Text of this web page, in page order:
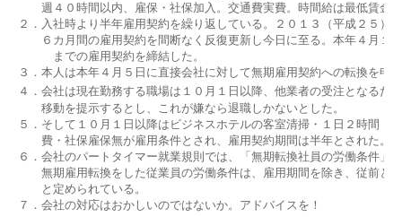
週４０時間以内、雇保・社保加入。交通費実費。時間給は最低賃金
２．入社時より半年雇用契約を繰り返している。２０１３（平成２５）
６カ月間の雇用契約を間断なく反復更新し今日に至る。本年４月１
までの雇用契約を締結した。
３．本人は本年４月５日に直接会社に対して無期雇用契約への転換を申
４．会社は現在勤務する職場は１０月１日以降、他業者の受注となるた
移動を提示するとし、これが嫌なら退職しかないとした。
５．そして１０月１日以降はビジネスホテルの客室清掃・１日２時間・
費・社保雇保無が雇用条件とされ、雇用契約期間は半年とされた。
６．会社のパートタイマー就業規則では、「無期転換社員の労働条件」
無期雇用転換をした従業員の労働条件は、雇用期間を除き、従前と
と定められている。
７．会社の対応はおかしいのではないか。アドバイスを！